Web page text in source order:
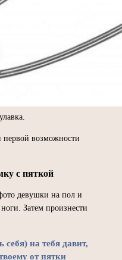
первой возможности
с пяткой
девушки на пол и
Затем произнести
себя) на тебя давит,
от пятки